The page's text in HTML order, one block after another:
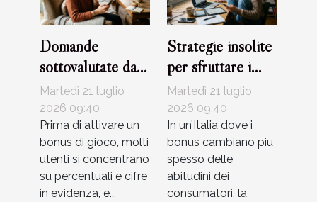
Domande
sottovalutate da
porsi prima di
usare un bonus di
gioco
Martedì 21 luglio
2026 09:40
Prima di attivare un
bonus di gioco, molti
utenti si concentrano
su percentuali e cifre
in evidenza, e...
Strategie insolite
per sfruttare i
bonus senza
rischiare
Martedì 21 luglio
2026 09:40
In un’Italia dove i
bonus cambiano più
spesso delle
abitudini dei
consumatori, la